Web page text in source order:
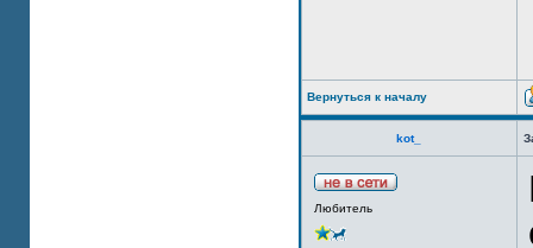
Вернуться к началу
kot_
Любитель